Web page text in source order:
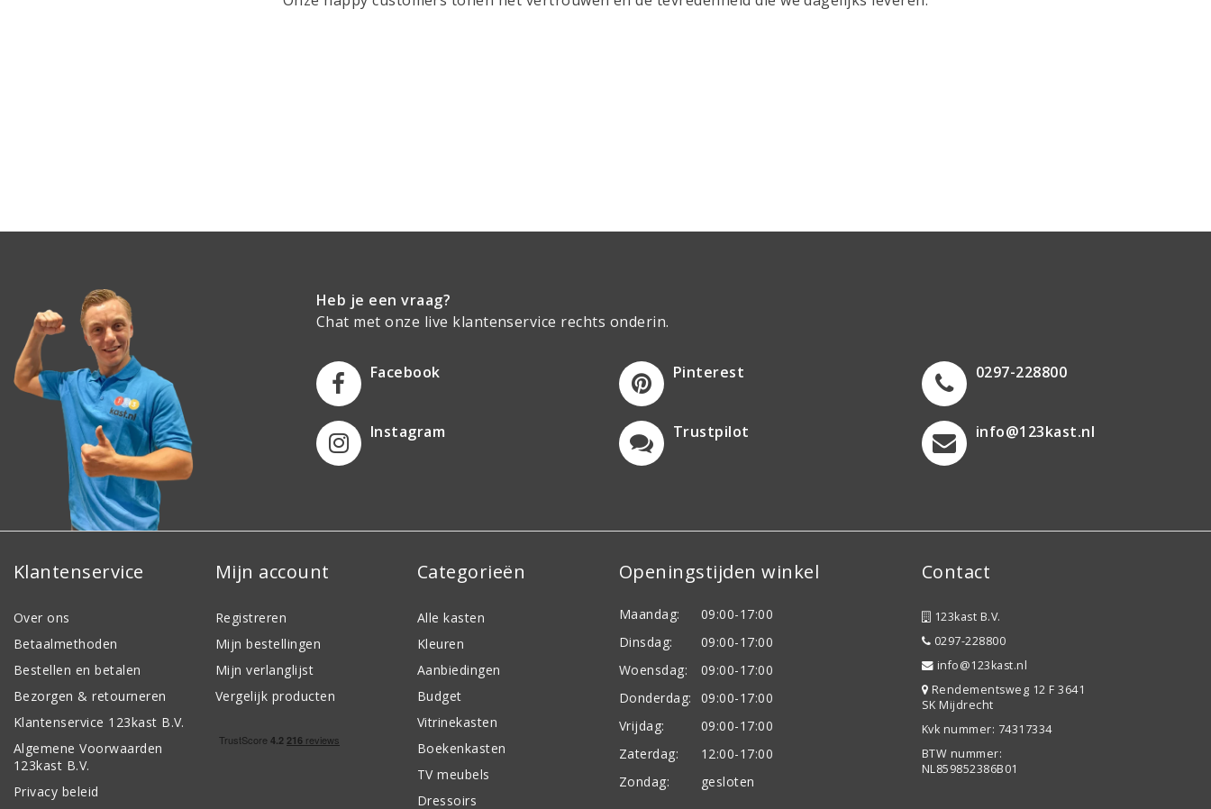
Heb je een vraag?
Chat met onze live klantenservice rechts onderin.
Facebook Pinterest 0297-228800
Instagram Trustpilot info@123kast.nl
Klantenservice
Over ons
Betaalmethoden
Bestellen en betalen
Bezorgen & retourneren
Klantenservice 123kast B.V.
Algemene Voorwaarden
123kast B.V.
Privacy beleid
Mijn account
Registreren
Mijn bestellingen
Mijn verlanglijst
Vergelijk producten
Categorieën
Alle kasten
Kleuren
Aanbiedingen
Budget
Vitrinekasten
Boekenkasten
TV meubels
Dressoirs
Openingstijden winkel
Maandag:
09:00-17:00
Dinsdag:
09:00-17:00
Woensdag:
09:00-17:00
Donderdag:
09:00-17:00
Vrijdag:
09:00-17:00
Zaterdag:
12:00-17:00
Zondag:
gesloten
Contact
123kast B.V.
0297-228800
info@123kast.nl
Rendementsweg 12 F 3641
SK Mijdrecht
Kvk nummer: 74317334
BTW nummer:
NL859852386B01